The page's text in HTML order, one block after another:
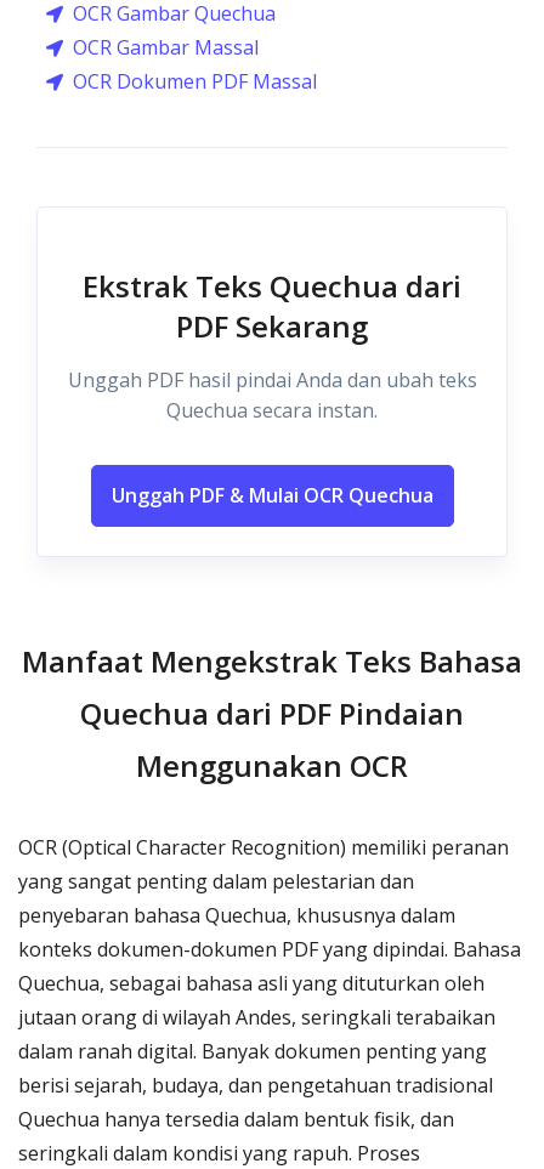
OCR Gambar Quechua
OCR Gambar Massal
OCR Dokumen PDF Massal
Ekstrak Teks Quechua dari
PDF Sekarang
Unggah PDF hasil pindai Anda dan ubah teks
Quechua secara instan.
Unggah PDF & Mulai OCR Quechua
Manfaat Mengekstrak Teks Bahasa
Quechua dari PDF Pindaian
Menggunakan OCR
OCR (Optical Character Recognition) memiliki peranan
yang sangat penting dalam pelestarian dan
penyebaran bahasa Quechua, khususnya dalam
konteks dokumen-dokumen PDF yang dipindai. Bahasa
Quechua, sebagai bahasa asli yang dituturkan oleh
jutaan orang di wilayah Andes, seringkali terabaikan
dalam ranah digital. Banyak dokumen penting yang
berisi sejarah, budaya, dan pengetahuan tradisional
Quechua hanya tersedia dalam bentuk fisik, dan
seringkali dalam kondisi yang rapuh. Proses